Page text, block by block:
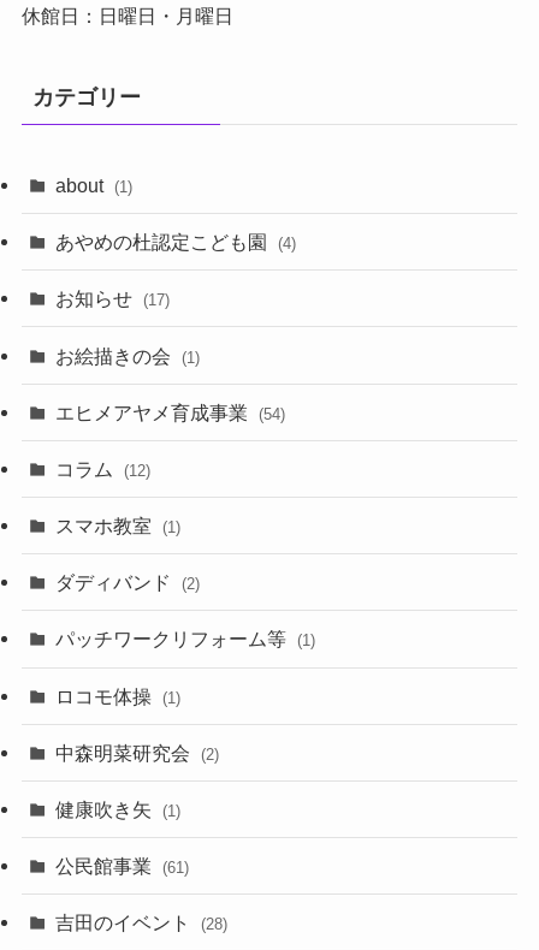
休館日：日曜日・月曜日
カテゴリー
about (1)
あやめの杜認定こども園 (4)
お知らせ (17)
お絵描きの会 (1)
エヒメアヤメ育成事業 (54)
コラム (12)
スマホ教室 (1)
ダディバンド (2)
パッチワークリフォーム等 (1)
ロコモ体操 (1)
中森明菜研究会 (2)
健康吹き矢 (1)
公民館事業 (61)
吉田のイベント (28)